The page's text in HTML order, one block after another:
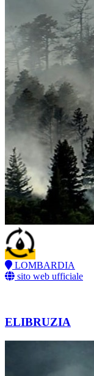
LOMBARDIA
sito web ufficiale
ELIBRUZIA